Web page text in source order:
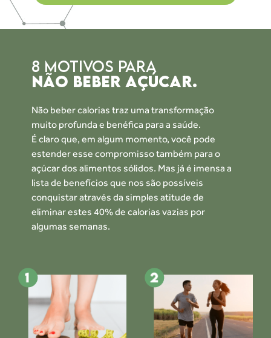
8 MOTIVOS PARA
NÃO BEBER AÇÚCAR.
Não beber calorias traz uma transformação
muito profunda e benéfica para a saúde.
É claro que, em algum momento, você pode
estender esse compromisso também para o
açúcardos alimentos sólidos. Mas já é imensa a
lista de benefícios que nos são possíveis
conquistaratravés da simples atitude de
eliminar estes 40% de calorias vazias por
algumas semanas.